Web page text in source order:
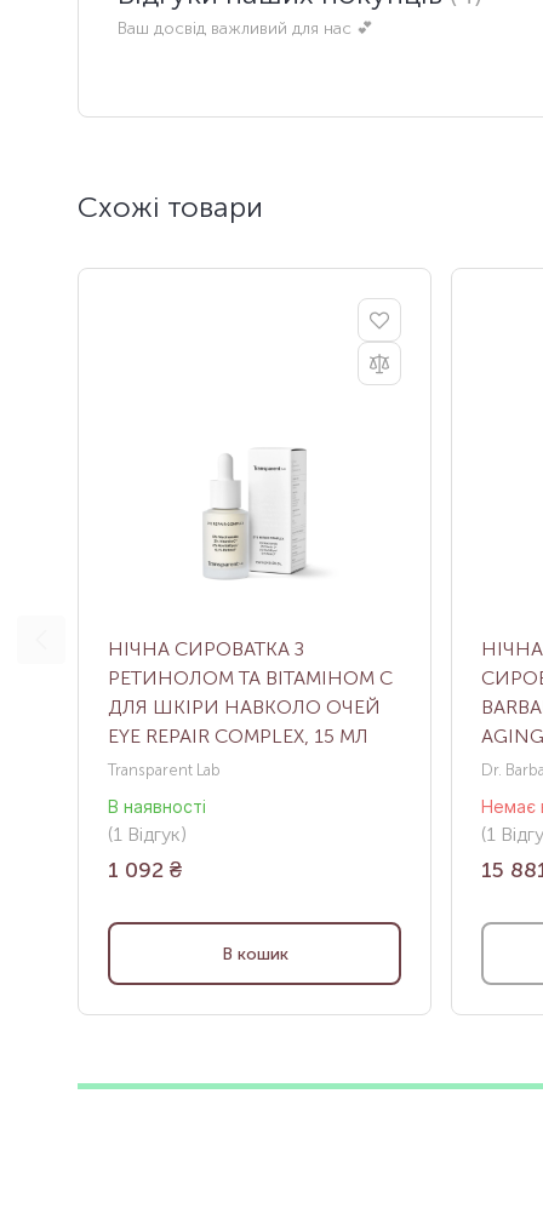
Ваш досвід важливий для нас 💕
Схожі товари
НІЧНА СИРОВАТКА З
РЕТИНОЛОМ ТА ВІТАМІНОМ С
ДЛЯ ШКІРИ НАВКОЛО ОЧЕЙ
EYE REPAIR COMPLEX, 15 МЛ
Transparent Lab
В наявності
(1 Відгук)
1 092 ₴
В кошик
Dr.
Немає
(1
15